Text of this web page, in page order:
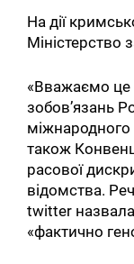
На дії
Міністерство
«Вважаємо
зобов’язань
міжнародного
також
расової
відомства.
twitter
«фактично